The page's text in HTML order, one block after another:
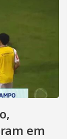
em